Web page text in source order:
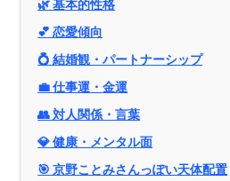
🌿 基本的性格
💕 恋愛傾向
💍 結婚観・パートナーシップ
💼 仕事運・金運
👥 対人関係・言葉
💎 健康・メンタル面
🎯 京野ことみさんっぽい天体配置